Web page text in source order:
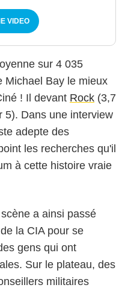
VIDEO
sur 4 035
Michael Bay le mieux
! Il devant Rock (3,7
5). Dans une interview
adepte des
les recherches qu'il
à cette histoire vraie
a ainsi passé
la CIA pour se
gens qui ont
Sur le plateau, des
militaires